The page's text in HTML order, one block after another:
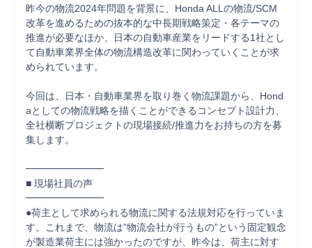
昨今の物流2024年問題を背景に、Honda ALLの物流/SCM
改革を進めるための抜本的な中長期戦略策定・各テーマの
推進が必要なほか、日本の自動車産業をリードする1社とし
て自動車業界全体の物流構造改革に関わっていくことが求
められています。
今回は、日本・自動車業界を取り巻く物流課題から、Hond
aとしての物流戦略を描くことができるコンセプト設計力、
全社横断プロジェクトの現場接続/推進力をお持ちの方を募
集します。
━━━━━━━━
■ 現場社員の声
━━━━━━━━
●荷主として求められる物流に関する法規対応を行っていま
す。これまで、物流は”物流会社が行うもの”という固定観念
が製造業荷主には強かったのですが、昨今は、荷主に対す